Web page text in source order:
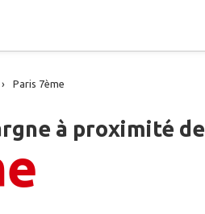
Paris 7ème
à proximité de